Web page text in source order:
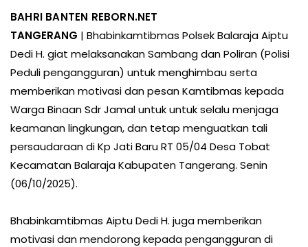
BAHRI BANTEN REBORN.NET
TANGERANG | Bhabinkamtibmas Polsek Balaraja Aiptu
Dedi H. giat melaksanakan Sambang dan Poliran (Polisi
Peduli pengangguran) untuk menghimbau serta
memberikan motivasi dan pesan Kamtibmas kepada
Warga Binaan Sdr Jamal untuk untuk selalu menjaga
keamanan lingkungan, dan tetap menguatkan tali
persaudaraan di Kp Jati Baru RT 05/04 Desa Tobat
Kecamatan Balaraja Kabupaten Tangerang. Senin
(06/10/2025).
Bhabinkamtibmas Aiptu Dedi H. juga memberikan
motivasi dan mendorong kepada pengangguran di